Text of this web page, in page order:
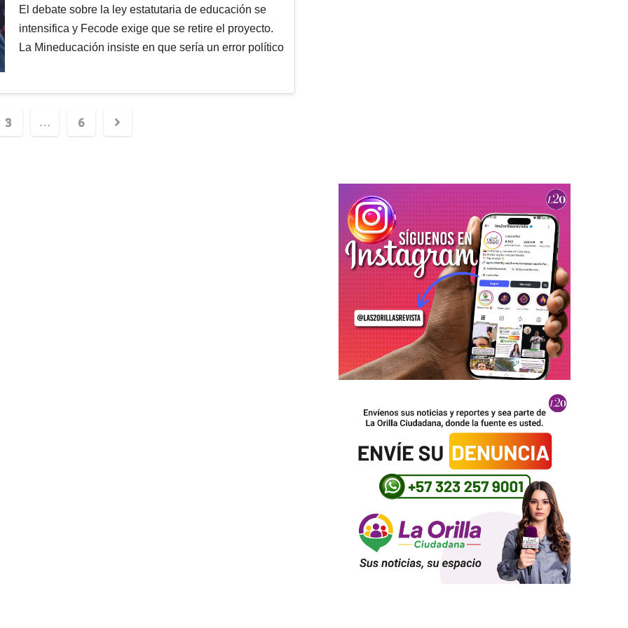
El debate sobre la ley estatutaria de educación se
intensifica y Fecode exige que se retire el proyecto.
La Mineducación insiste en que sería un error político
3 … 6